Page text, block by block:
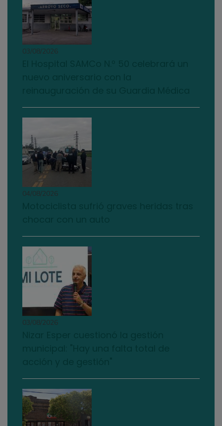
03/08/2026
04/08/2026
03/08/2026